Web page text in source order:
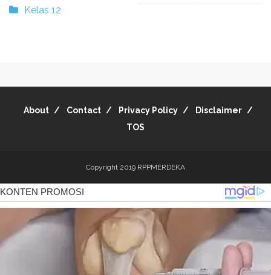
Kelas 12
About Contact Privacy Policy
Disclaimer
TOS
Copyright 2019 RPPMERDEKA